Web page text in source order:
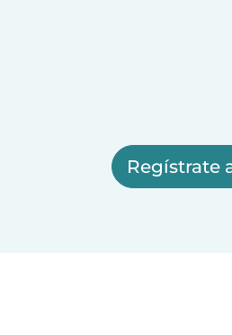
Regístrate